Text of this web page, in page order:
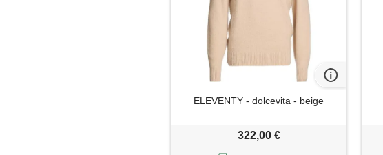
ELEVENTY - dolcevita - beige
322,00 €